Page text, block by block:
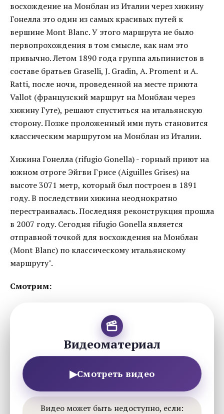
восхождение на Монблан из Италии через хижину
Гонелла это один из самых красивых путей к
вершине Mont Blanc. У этого маршрута не было
первопрохождения в том смысле, как нам это
привычно. Летом 1890 года группа альпинистов в
составе братьев Graselli, J. Gradin, A. Proment и A.
Ratti, после ночи, проведенной на месте приюта
Vallot (французский маршрут на Монблан через
хижину Гуте), решают спуститься на итальянскую
сторону. Позже проложенный ими путь становится
классическим маршрутом на Монблан из Италии.
Хижина Гонелла (rifugio Gonella) - горный приют на
южном отроге Эйгви Грисе (Aiguilles Grises) на
высоте 3071 метр, который был построен в 1891
году. В последствии хижина неоднократно
перестраивалась. Последняя реконструкция прошла
в 2007 году. Сегодня rifugio Gonella является
отправной точкой для восхождения на Монблан
(Mont Blanc) по классическому итальянскому
маршруту".
Смотрим:
Видеоматериал
▶Смотреть видео
Видео может быть недоступно, если: